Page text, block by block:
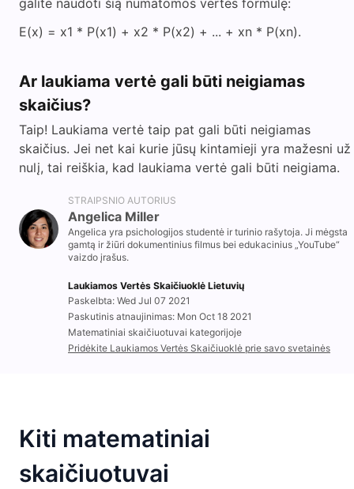
galite naudoti šią numatomos vertės formulę:
E(x) = x1 * P(x1) + x2 * P(x2) + ... + xn * P(xn).
Ar laukiama vertė gali būti neigiamas
skaičius?
Taip! Laukiama vertė taip pat gali būti neigiamas
skaičius. Jei net kai kurie jūsų kintamieji yra mažesni už
nulį, tai reiškia, kad laukiama vertė gali būti neigiama.
STRAIPSNIO AUTORIUS
Angelica Miller
Angelica yra psichologijos studentė ir turinio rašytoja. Ji mėgsta
gamtą ir žiūri dokumentinius filmus bei edukacinius „YouTube“
vaizdo įrašus.
Laukiamos Vertės Skaičiuoklė Lietuvių
Paskelbta: Wed Jul 07 2021
Paskutinis atnaujinimas: Mon Oct 18 2021
Matematiniai skaičiuotuvai kategorijoje
Pridėkite Laukiamos Vertės Skaičiuoklė prie savo svetainės
Kiti matematiniai
skaičiuotuvai